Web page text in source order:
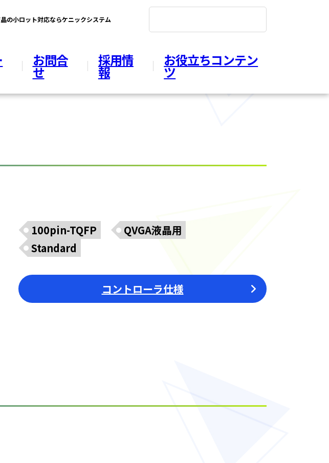
の小ロット対応ならケニックシステム
お問合
せ
採用情
報
お役立ちコンテン
ツ
100pin-TQFP
QVGA液晶用
Standard
コントローラ仕様